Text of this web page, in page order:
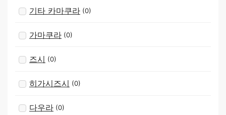
기타 카마쿠라 (0)
가마쿠라 (0)
즈시 (0)
히가시즈시 (0)
다우라 (0)